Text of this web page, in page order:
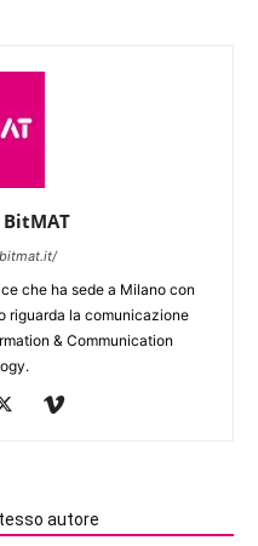
che ha sede a Milano con
riguarda la comunicazione
& Communication
autore